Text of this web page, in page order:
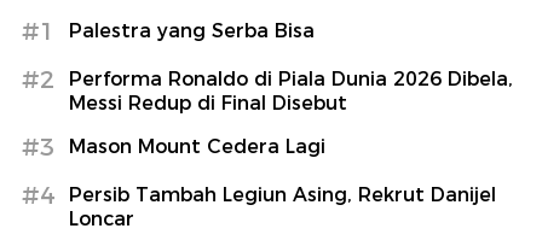
#1 Palestra yang Serba Bisa
#2
Performa Ronaldo di Piala Dunia 2026 Dibela,
Messi Redup di Final Disebut
#3 Mason Mount Cedera Lagi
#4
Persib Tambah Legiun Asing, Rekrut Danijel
Loncar